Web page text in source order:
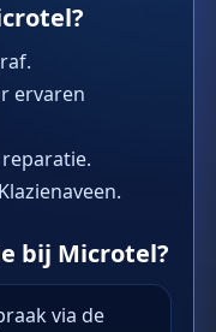
ervaren
bij Microtel?
via de